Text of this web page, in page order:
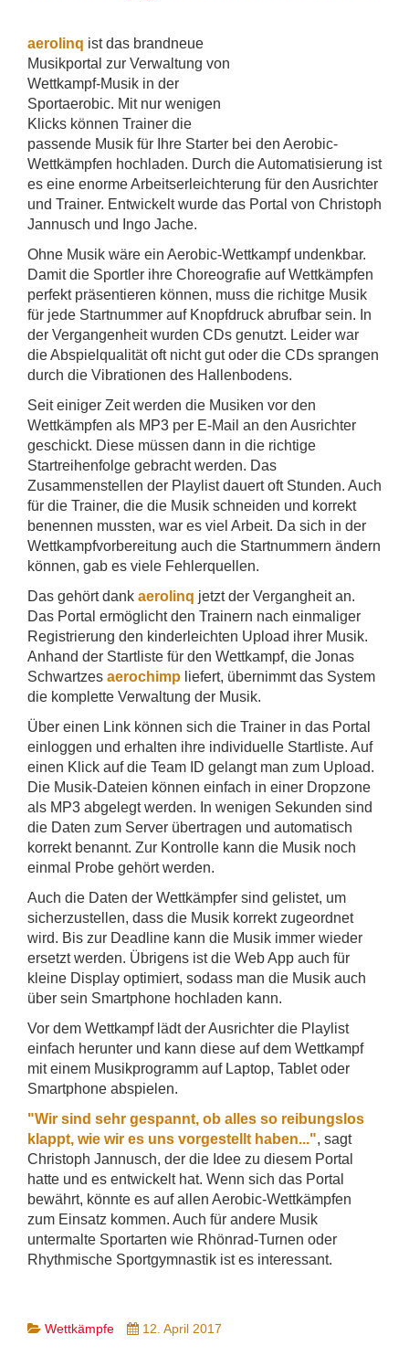
aerolinq ist das brandneue
Musikportal zur Verwaltung von
Wettkampf-Musik in der
Sportaerobic. Mit nur wenigen
Klicks können Trainer die
passende Musik für Ihre Starter bei den Aerobic-
Wettkämpfen hochladen. Durch die Automatisierung ist
es eine enorme Arbeitserleichterung für den Ausrichter
und Trainer. Entwickelt wurde das Portal von Christoph
Jannusch und Ingo Jache.
Ohne Musik wäre ein Aerobic-Wettkampf undenkbar.
Damit die Sportler ihre Choreografie auf Wettkämpfen
perfekt präsentieren können, muss die richitge Musik
für jede Startnummer auf Knopfdruck abrufbar sein. In
der Vergangenheit wurden CDs genutzt. Leider war
die Abspielqualität oft nicht gut oder die CDs sprangen
durch die Vibrationen des Hallenbodens.
Seit einiger Zeit werden die Musiken vor den
Wettkämpfen als MP3 per E-Mail an den Ausrichter
geschickt. Diese müssen dann in die richtige
Startreihenfolge gebracht werden. Das
Zusammenstellen der Playlist dauert oft Stunden. Auch
für die Trainer, die die Musik schneiden und korrekt
benennen mussten, war es viel Arbeit. Da sich in der
Wettkampfvorbereitung auch die Startnummern ändern
können, gab es viele Fehlerquellen.
Das gehört dank aerolinq jetzt der Vergangheit an.
Das Portal ermöglicht den Trainern nach einmaliger
Registrierung den kinderleichten Upload ihrer Musik.
Anhand der Startliste für den Wettkampf, die Jonas
Schwartzes aerochimp liefert, übernimmt das System
die komplette Verwaltung der Musik.
Über einen Link können sich die Trainer in das Portal
einloggen und erhalten ihre individuelle Startliste. Auf
einen Klick auf die Team ID gelangt man zum Upload.
Die Musik-Dateien können einfach in einer Dropzone
als MP3 abgelegt werden. In wenigen Sekunden sind
die Daten zum Server übertragen und automatisch
korrekt benannt. Zur Kontrolle kann die Musik noch
einmal Probe gehört werden.
Auch die Daten der Wettkämpfer sind gelistet, um
sicherzustellen, dass die Musik korrekt zugeordnet
wird. Bis zur Deadline kann die Musik immer wieder
ersetzt werden. Übrigens ist die Web App auch für
kleine Display optimiert, sodass man die Musik auch
über sein Smartphone hochladen kann.
Vor dem Wettkampf lädt der Ausrichter die Playlist
einfach herunter und kann diese auf dem Wettkampf
mit einem Musikprogramm auf Laptop, Tablet oder
Smartphone abspielen.
"Wir sind sehr gespannt, ob alles so reibungslos
klappt, wie wir es uns vorgestellt haben...", sagt
Christoph Jannusch, der die Idee zu diesem Portal
hatte und es entwickelt hat. Wenn sich das Portal
bewährt, könnte es auf allen Aerobic-Wettkämpfen
zum Einsatz kommen. Auch für andere Musik
untermalte Sportarten wie Rhönrad-Turnen oder
Rhythmische Sportgymnastik ist es interessant.
Wettkämpfe 12. April 2017